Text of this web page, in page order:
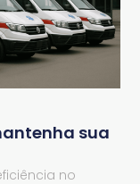
sua
no